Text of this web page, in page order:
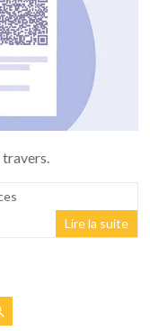
travers.
Lire la suite